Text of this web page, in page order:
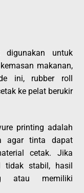
digunakan untuk
makanan,
ini, rubber roll
ke pelat berukir
printing adalah
agar tinta dapat
cetak. Jika
tidak stabil, hasil
atau memiliki